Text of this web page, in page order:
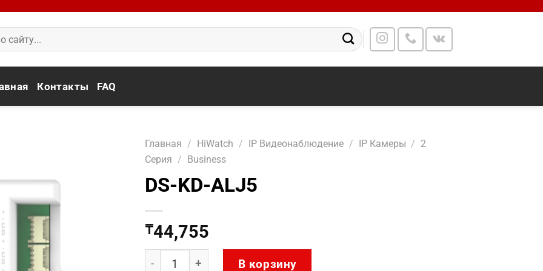
Контакты FAQ
Главная / HiWatch / IP Видеонаблюдение / IP Камеры / 2
Серия / Business
DS-KD-ALJ5
₸44,755
Количество товара DS-KD-ALJ5
В корзину